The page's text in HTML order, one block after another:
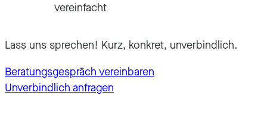
vereinfacht
Lass uns sprechen! Kurz, konkret, unverbindlich.
Beratungsgespräch vereinbaren
Unverbindlich anfragen